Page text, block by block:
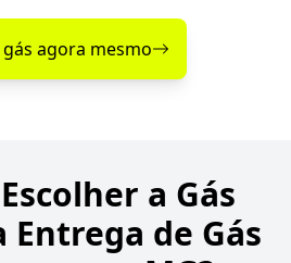
gás agora mesmo
a Gás
Entrega de Gás